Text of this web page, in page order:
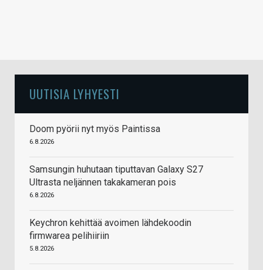
UUTISIA LYHYESTI
Doom pyörii nyt myös Paintissa
6.8.2026
Samsungin huhutaan tiputtavan Galaxy S27
Ultrasta neljännen takakameran pois
6.8.2026
Keychron kehittää avoimen lähdekoodin
firmwarea pelihiiriin
5.8.2026